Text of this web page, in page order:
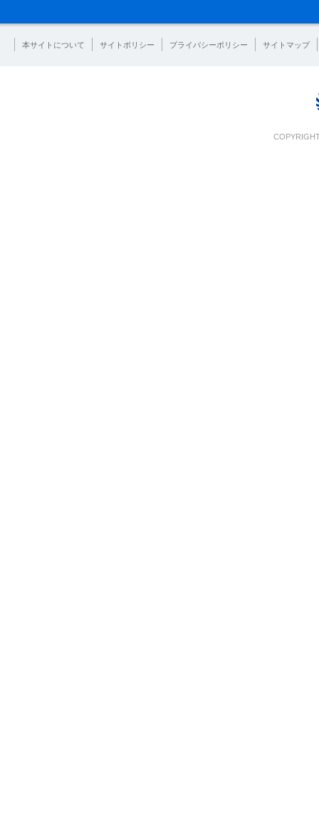
本サイトについて サイトポリシー プライバシーポリシー サイトマップ